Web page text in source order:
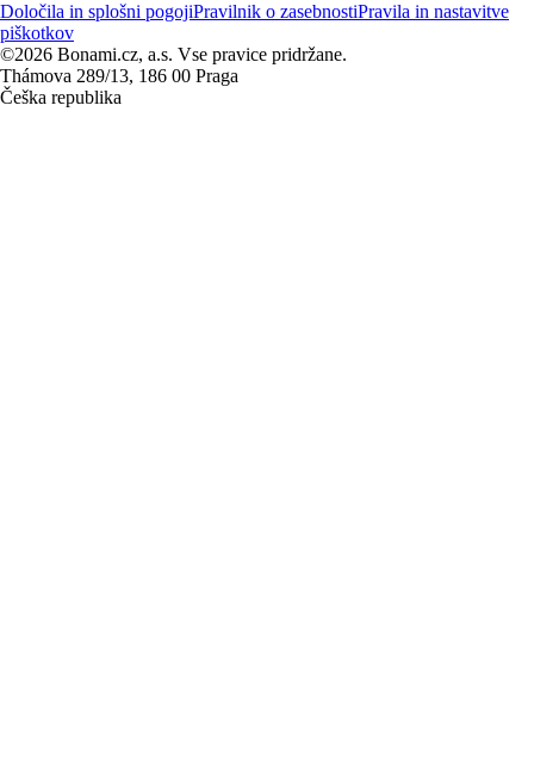
Določila in splošni pogojiPravilnik o zasebnostiPravila in nastavitve
piškotkov
©2026 Bonami.cz, a.s. Vse pravice pridržane.
Thámova 289/13, 186 00 Praga
Češka republika